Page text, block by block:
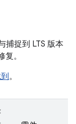
捕捉到 LTS 版本
。
。